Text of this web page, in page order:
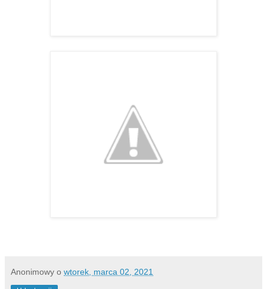
Anonimowy o wtorek, marca 02, 2021